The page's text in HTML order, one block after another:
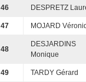
46 DESPRETZ
47 MOJARD
48
DESJARDINS
Monique
49 TARDY Gérard